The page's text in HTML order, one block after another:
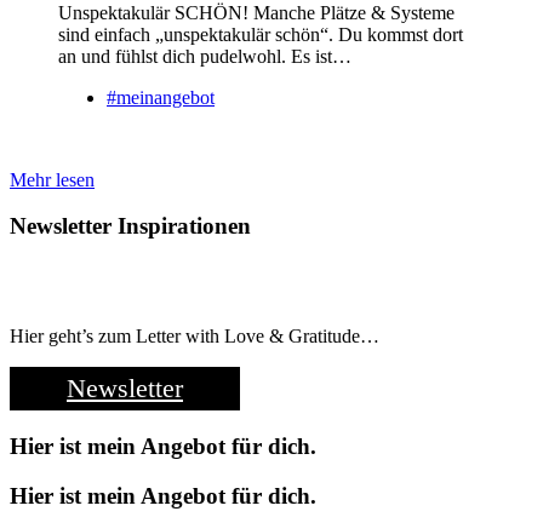
Unspektakulär SCHÖN! Manche Plätze & Systeme
sind einfach „unspektakulär schön“. Du kommst dort
an und fühlst dich pudelwohl. Es ist…
#meinangebot
Mehr lesen
Newsletter Inspirationen
Hier geht’s zum Letter with Love & Gratitude…
Newsletter
Hier ist mein Angebot für dich.
Hier ist mein Angebot für dich.